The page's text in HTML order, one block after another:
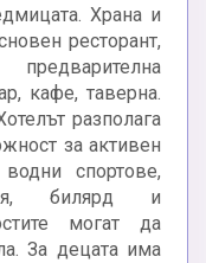
Храна и
ресторант,
кафе, таверна.
разполага
за активен
спортове,
билярд и
могат да
За децата има